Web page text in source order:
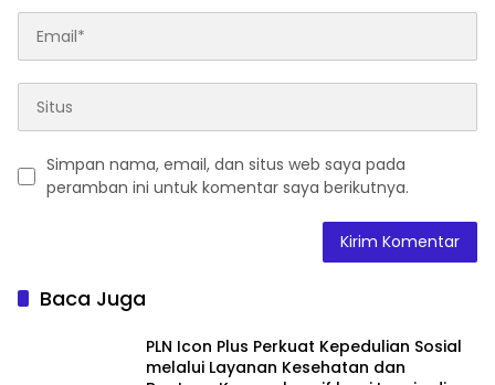
Simpan nama, email, dan situs web saya pada
peramban ini untuk komentar saya berikutnya.
Baca Juga
PLN Icon Plus Perkuat Kepedulian Sosial
melalui Layanan Kesehatan dan